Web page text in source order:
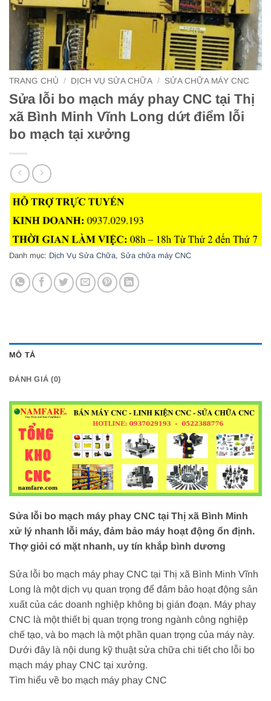
TRANG CHỦ / DỊCH VỤ SỬA CHỮA / SỬA CHỮA MÁY CNC
Sửa lỗi bo mạch máy phay CNC tại Thị
xã Bình Minh Vĩnh Long dứt điểm lỗi
bo mạch tại xưởng
Danh mục: Dịch Vụ Sửa Chữa, Sửa chữa máy CNC
MÔ TẢ
ĐÁNH GIÁ (0)
Sửa lỗi bo mạch máy phay CNC tại Thị xã Bình Minh
xử lý nhanh lỗi máy, đảm bảo máy hoạt động ổn định.
Thợ giỏi có mặt nhanh, uy tín khắp bình dương
Sửa lỗi bo mạch máy phay CNC tại Thị xã Bình Minh Vĩnh
Long là một dịch vụ quan trọng để đảm bảo hoạt động sản
xuất của các doanh nghiệp không bị gián đoạn. Máy phay
CNC là một thiết bị quan trọng trong ngành công nghiệp
chế tạo, và bo mạch là một phần quan trọng của máy này.
Dưới đây là nội dung kỹ thuật sửa chữa chi tiết cho lỗi bo
mạch máy phay CNC tại xưởng.
Tìm hiểu về bo mạch máy phay CNC